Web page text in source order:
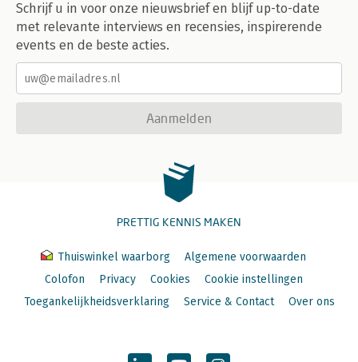
Schrijf u in voor onze nieuwsbrief en blijf up-to-date
met relevante interviews en recensies, inspirerende
events en de beste acties.
Aanmelden
PRETTIG KENNIS MAKEN
Thuiswinkel waarborg
Algemene voorwaarden
Colofon
Privacy Cookies
Cookie instellingen
Toegankelijkheidsverklaring
Service & Contact Over ons